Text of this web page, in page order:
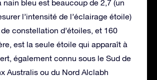
nain bleu est beaucoup de 2,7 (un
l’intensité de l’éclairage étoile)
constellation d’étoiles, et 160
est la seule étoile qui apparaît à
également connu sous le Sud de
Australis ou du Nord Alclabh